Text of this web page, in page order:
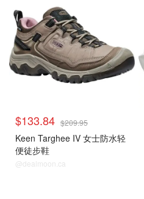
$133.84 $209.95
Keen Targhee IV 女士防水轻
便徒步鞋
@dealmoon.ca